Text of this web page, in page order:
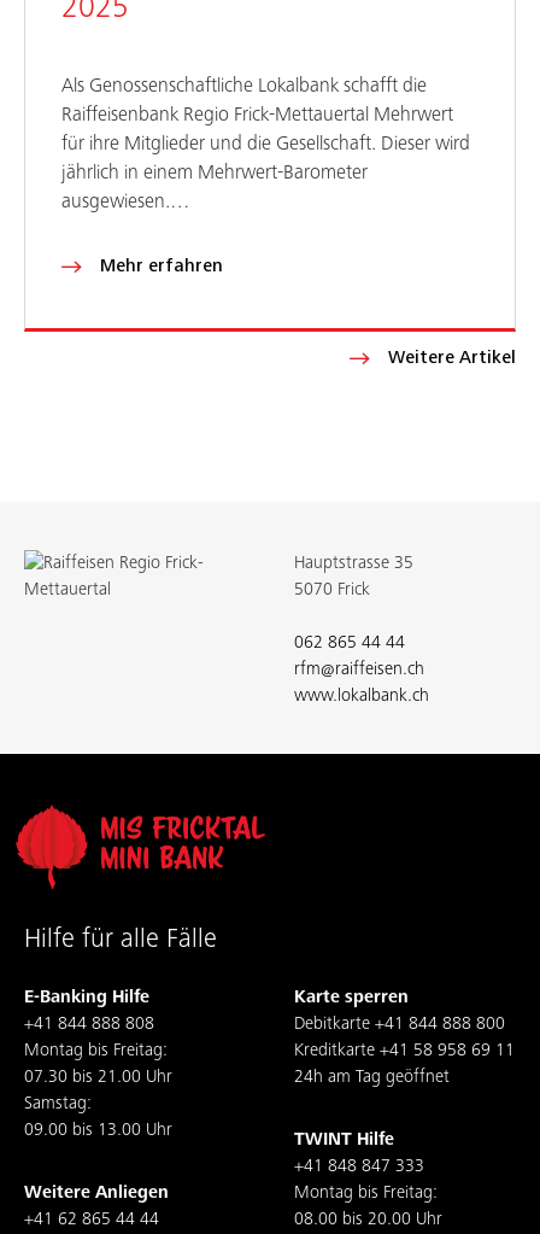
Weitere Artikel
2025
Als Genossenschaftliche Lokalbank schafft die
Raiffeisenbank Regio Frick-Mettauertal Mehrwert
für ihre Mitglieder und die Gesellschaft. Dieser wird
jährlich in einem Mehrwert-Barometer
ausgewiesen.…
Mehr erfahren
Hauptstrasse 35
5070 Frick
062 865 44 44
rfm@raiffeisen.ch
www.lokalbank.ch
Hilfe für alle Fälle
E-Banking Hilfe
+41 844 888 808
Montag bis Freitag:
07.30 bis 21.00 Uhr
Samstag:
09.00 bis 13.00 Uhr
Weitere Anliegen
+41 62 865 44 44
Karte sperren
Debitkarte +41 844 888 800
Kreditkarte +41 58 958 69 11
24h am Tag geöffnet
TWINT Hilfe
+41 848 847 333
Montag bis Freitag:
08.00 bis 20.00 Uhr